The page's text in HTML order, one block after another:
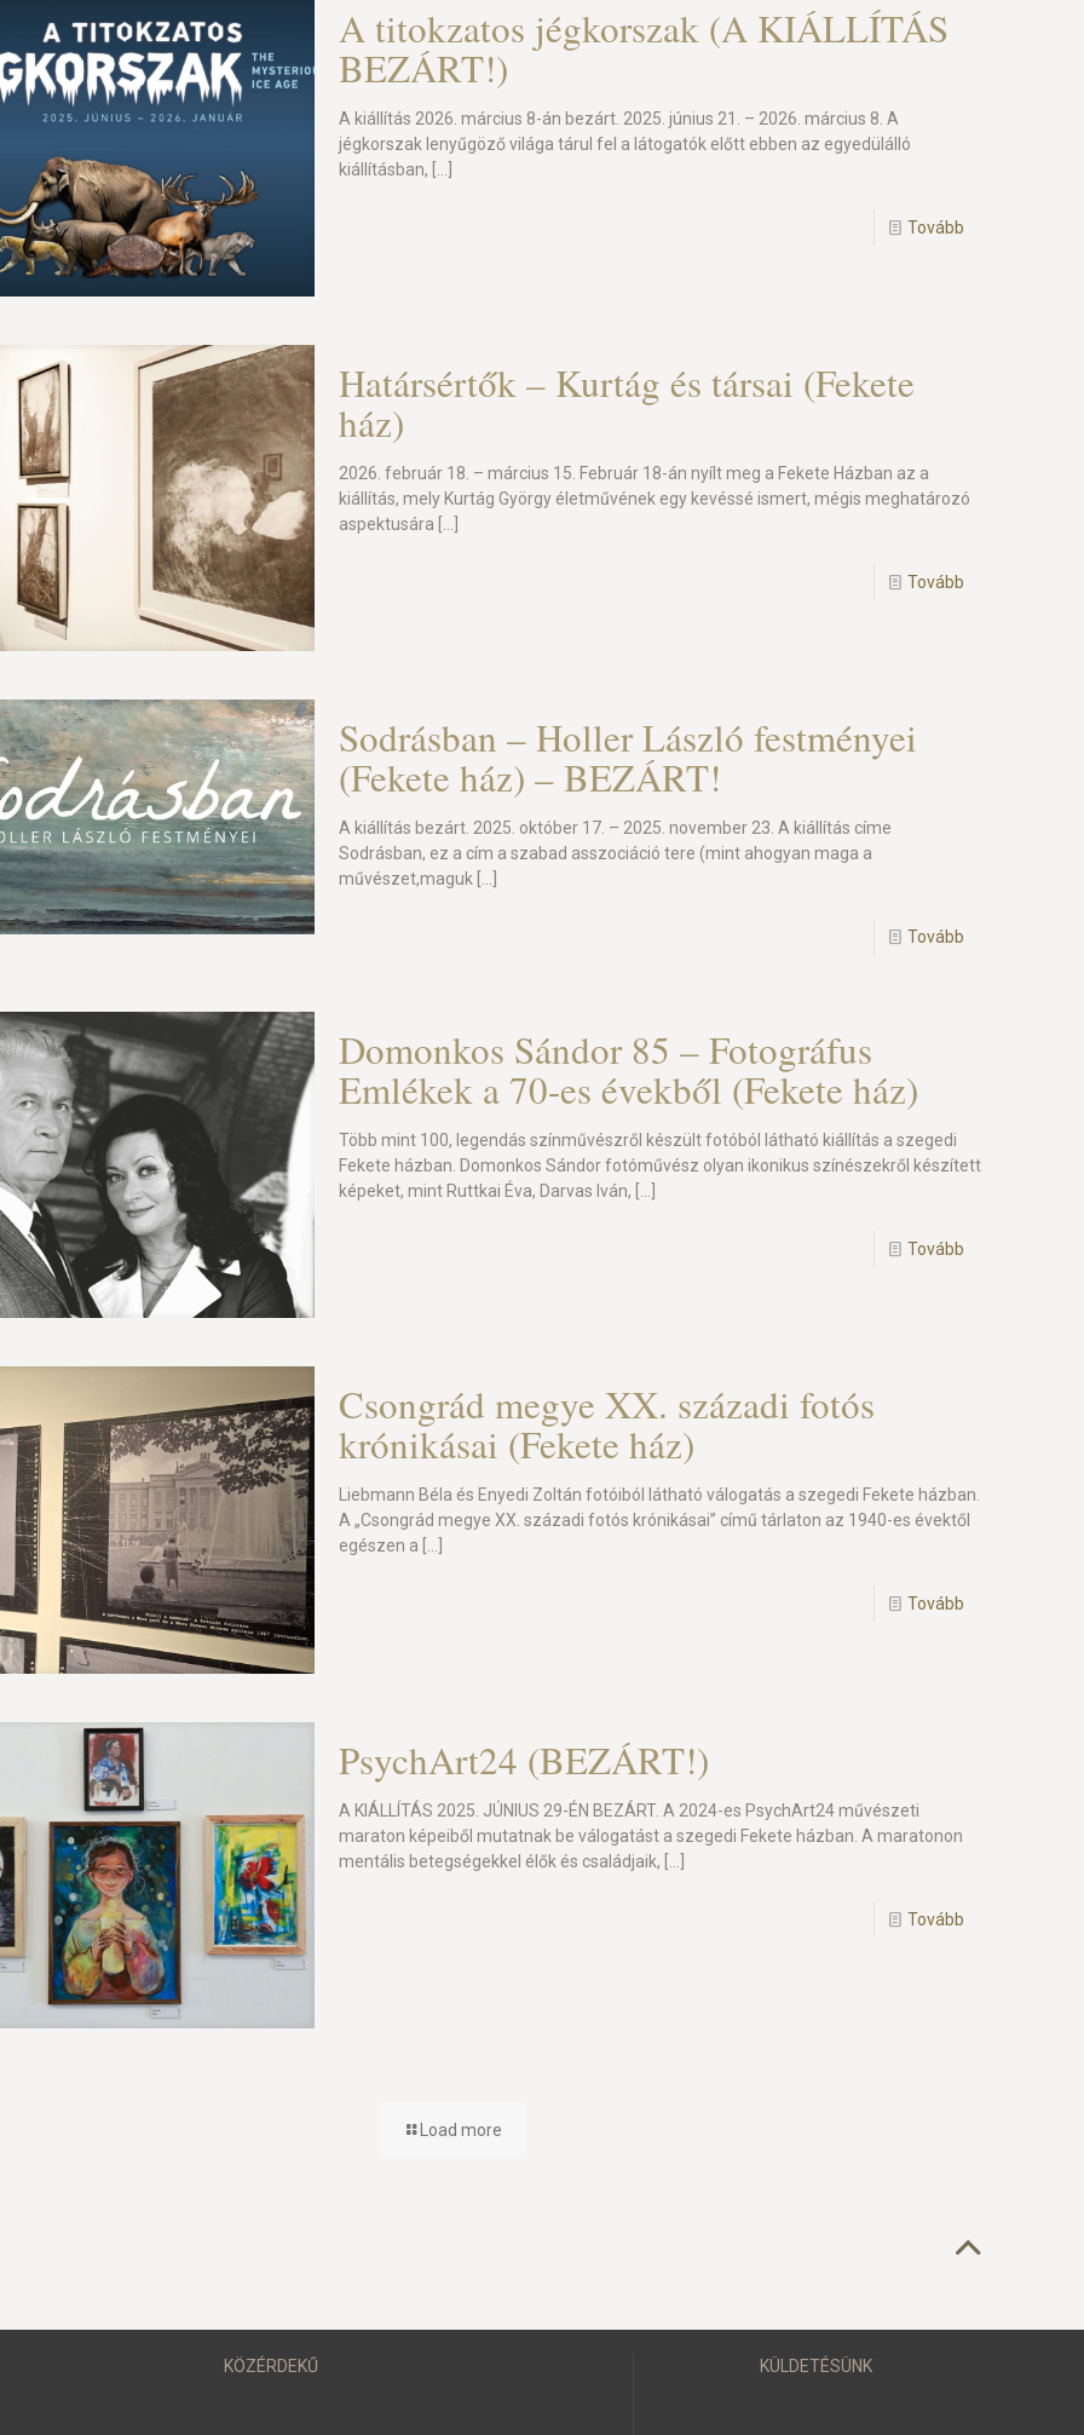
A titokzatos jégkorszak (A KIÁLLÍTÁS
BEZÁRT!)
A kiállítás 2026. március 8-án bezárt. 2025. június 21. – 2026. március 8. A
jégkorszak lenyűgöző világa tárul fel a látogatók előtt ebben az egyedülálló
kiállításban,
Tovább
Határsértők – Kurtág és társai (Fekete
ház)
2026. február 18. – március 15. Február 18-án nyílt meg a Fekete Házban az a
kiállítás, mely Kurtág György életművének egy kevéssé ismert, mégis meghatározó
aspektusára
Tovább
Sodrásban – Holler László festményei
(Fekete ház) – BEZÁRT!
A kiállítás bezárt. 2025. október 17. – 2025. november 23. A kiállítás címe
Sodrásban, ez a cím a szabad asszociáció tere (mint ahogyan maga a
művészet,maguk […]
Tovább
Domonkos Sándor 85 – Fotográfus
Emlékek a 70-es évekből (Fekete ház)
Több mint 100, legendás színművészről készült fotóból látható kiállítás a szegedi
Fekete házban. Domonkos Sándor fotóművész olyan ikonikus színészekről készített
képeket, mint Ruttkai Éva, Darvas Iván, […]
Tovább
Csongrád megye XX. századi fotós
krónikásai (Fekete ház)
Liebmann Béla és Enyedi Zoltán fotóiból látható válogatás a szegedi Fekete házban.
A „Csongrád megye XX. századi fotós krónikásai” című tárlaton az 1940-es évektől
egészen a […]
Tovább
PsychArt24 (BEZÁRT!)
A KIÁLLÍTÁS 2025. JÚNIUS 29-ÉN BEZÁRT. A 2024-es PsychArt24 művészeti
maraton képeiből mutatnak be válogatást a szegedi Fekete házban. A maratonon
mentális betegségekkel élők és családjaik,
Tovább
Load more
KÖZÉRDEKŰ KÜLDETÉSÜNK